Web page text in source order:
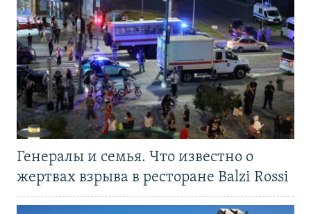
Генералы и семья. Что известно о
жертвах взрыва в ресторане Balzi Rossi